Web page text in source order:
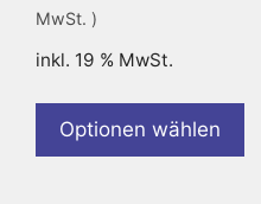
MwSt. )
inkl. 19 % MwSt.
Optionen wählen